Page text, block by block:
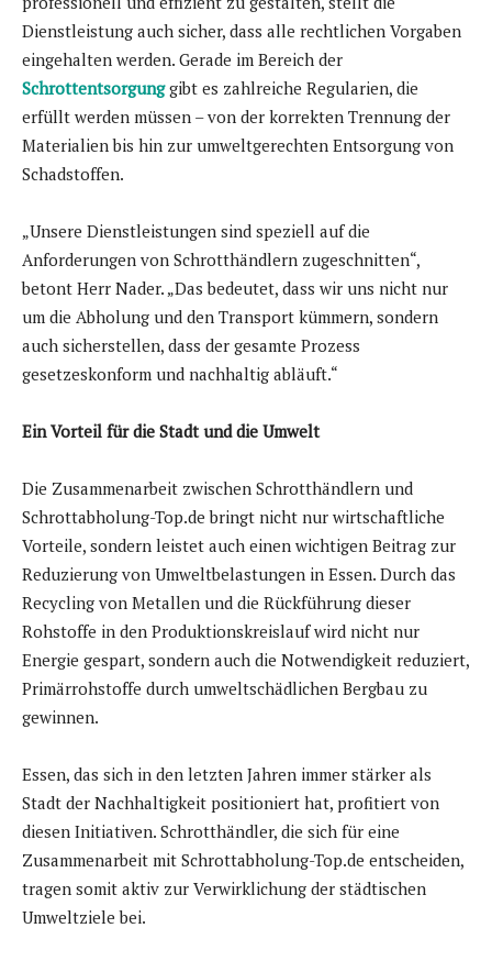
Dienstleistung auch sicher, dass alle rechtlichen Vorgaben
eingehalten werden. Gerade im Bereich der
Schrottentsorgunggibt es zahlreiche Regularien, die
erfüllt werden müssen – von der korrekten Trennung der
Materialien bis hin zur umweltgerechten Entsorgung von
Schadstoffen.
„Unsere Dienstleistungen sind speziell auf die
Anforderungen von Schrotthändlern zugeschnitten“,
betont Herr Nader. „Das bedeutet, dass wir uns nicht nur
um die Abholung und den Transport kümmern, sondern
auch sicherstellen, dass der gesamte Prozess
gesetzeskonform und nachhaltig abläuft.“
Ein Vorteil für die Stadt und die Umwelt
Die Zusammenarbeit zwischen Schrotthändlern und
Schrottabholung-Top.de bringt nicht nur wirtschaftliche
Vorteile, sondern leistet auch einen wichtigen Beitrag zur
Reduzierung von Umweltbelastungen in Essen. Durch das
Recycling von Metallen und die Rückführung dieser
Rohstoffe in den Produktionskreislauf wird nicht nur
Energie gespart, sondern auch die Notwendigkeit reduziert,
Primärrohstoffe durch umweltschädlichen Bergbau zu
gewinnen.
Essen, das sich in den letzten Jahren immer stärker als
Stadt der Nachhaltigkeit positioniert hat, profitiert von
diesen Initiativen. Schrotthändler, die sich für eine
Zusammenarbeit mit Schrottabholung-Top.de entscheiden,
tragen somit aktiv zur Verwirklichung der städtischen
Umweltziele bei.